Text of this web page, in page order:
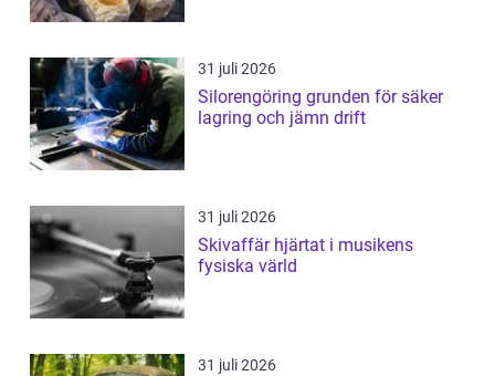
31 juli 2026
Silorengöring grunden för säker
lagring och jämn drift
31 juli 2026
Skivaffär hjärtat i musikens
fysiska värld
31 juli 2026